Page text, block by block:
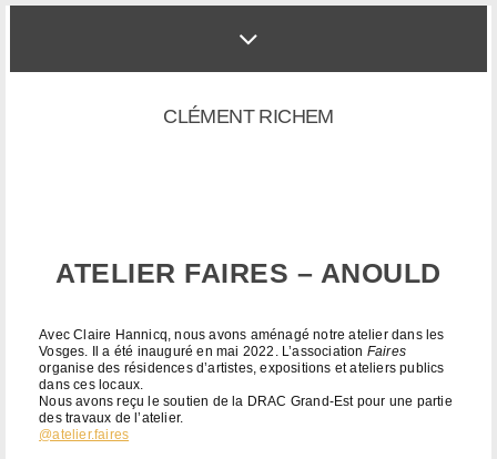
CLÉMENT RICHEM
ATELIER FAIRES – ANOULD
Avec Claire Hannicq, nous avons aménagé notre atelier dans les
Vosges. Il a été inauguré en mai 2022. L’association Faires
organise des résidences d’artistes, expositions et ateliers publics
dans ces locaux.
Nous avons reçu le soutien de la DRAC Grand-Est pour une partie
des travaux de l’atelier.
@atelier.faires